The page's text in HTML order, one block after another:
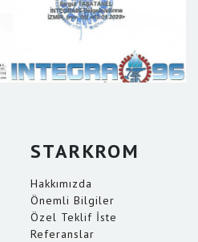
STARKROM
Hakkımızda
Önemli Bilgiler
Özel Teklif İste
Referanslar